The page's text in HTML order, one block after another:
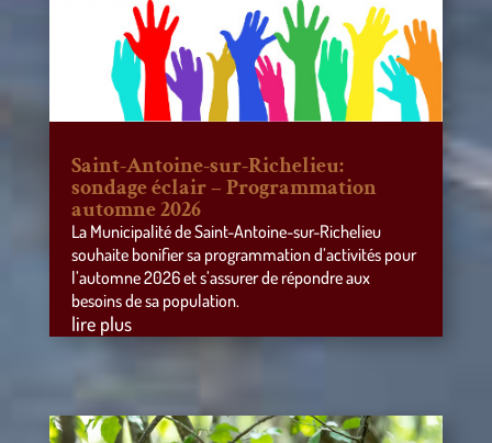
Saint-Antoine-sur-Richelieu:
sondage éclair – Programmation
automne 2026
La Municipalité de Saint-Antoine-sur-Richelieu
souhaite bonifier sa programmation d’activités pour
l’automne 2026 et s’assurer de répondre aux
besoins de sa population.
lire plus